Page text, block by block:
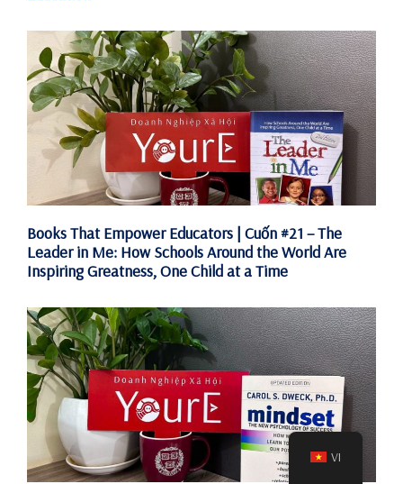
Books That Empower Educators | Cuốn #21 – The
Leader in Me: How Schools Around the World Are
Inspiring Greatness, One Child at a Time
VI